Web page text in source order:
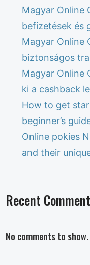
Magyar Online
befizetések és
Magyar Online
biztonságos
Magyar Online
ki a cashback
How to get
beginner’s
Online pokies
and their
Recent
No comments to show.